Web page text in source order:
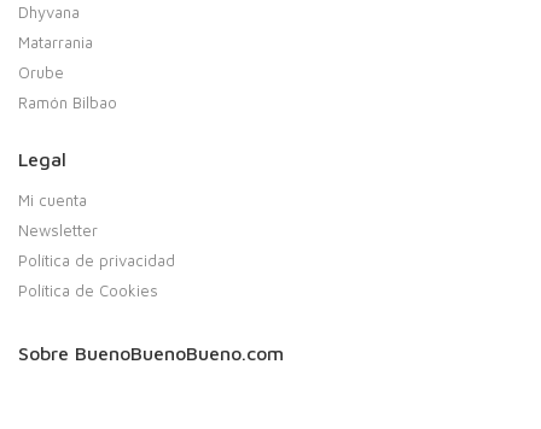
Dhyvana
Matarrania
Orube
Ramón Bilbao
Legal
Mi cuenta
Newsletter
Política de privacidad
Política de Cookies
Sobre BuenoBuenoBueno.com